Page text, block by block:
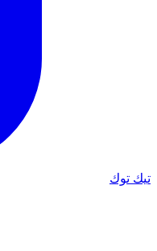
تيك توك